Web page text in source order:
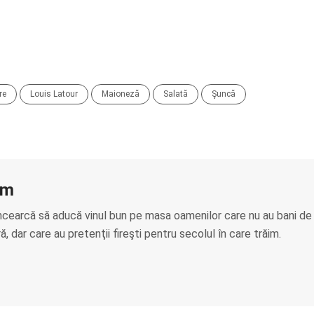
Louis Latour Maioneză Salată Şuncă
să aducă vinul bun pe masa oamenilor care nu au bani de
dar care au pretenţii fireşti pentru secolul în care trăim.